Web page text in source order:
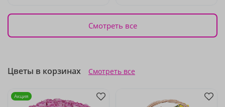
Смотреть все
Цветы в корзинах Смотреть все
Акция